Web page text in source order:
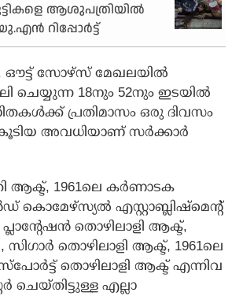
ആശുപത്രിയിൽ
യു.എൻ റിപ്പോർട്ട്
ഔട്ട് സോഴ്‌സ് മേഖലയില്‍
ചെയ്യുന്ന 18നും 52നും ഇടയില്‍
പ്രതിമാസം ഒരു ദിവസം
അവധിയാണ് സര്‍ക്കാര്‍
ആക്ട്, 1961ലെ കര്‍ണാടക
എസ്റ്റാബ്ലിഷ്മെന്റ്
തൊഴിലാളി ആക്ട്,
സിഗാര്‍ തൊഴിലാളി ആക്ട്, 1961ലെ
തൊഴിലാളി ആക്ട് എന്നിവ
ചെയ്തിട്ടുള്ള എല്ലാ